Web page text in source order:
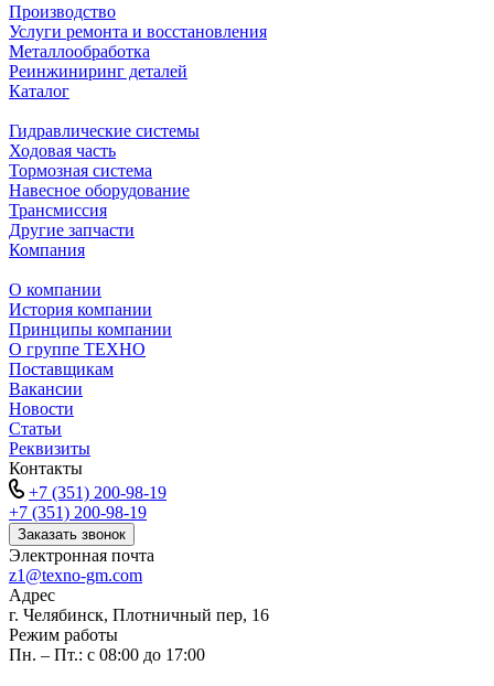
Производство
Услуги ремонта и восстановления
Металлообработка
Реинжиниринг деталей
Каталог
Гидравлические системы
Ходовая часть
Тормозная система
Навесное оборудование
Трансмиссия
Другие запчасти
Компания
О компании
История компании
Принципы компании
О группе ТЕХНО
Поставщикам
Вакансии
Новости
Статьи
Реквизиты
Контакты
+7 (351) 200-98-19
+7 (351) 200-98-19
Заказать звонок
Электронная почта
z1@texno-gm.com
Адрес
г. Челябинск, Плотничный пер, 16
Режим работы
Пн. – Пт.: с 08:00 до 17:00